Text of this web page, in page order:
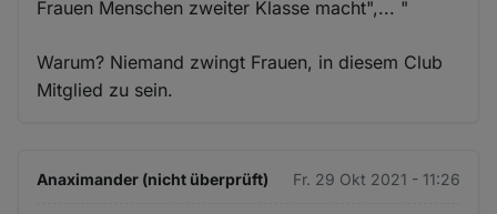
Frauen Menschen zweiter Klasse macht",... "
Warum? Niemand zwingt Frauen, in diesem Club
Mitglied zu sein.
Anaximander (nicht überprüft) Fr. 29 Okt 2021 - 11:26